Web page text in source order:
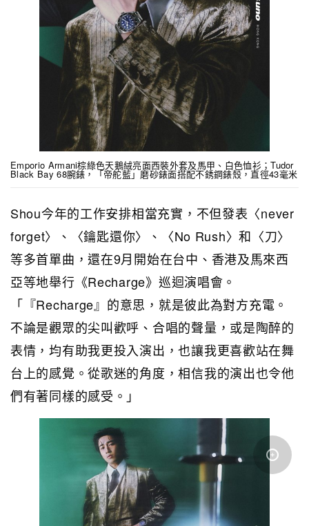
Emporio Armani棕綠色天鵝絨亮面西裝外套及馬甲、白色恤衫；Tudor
Black Bay 68腕錶，「帝舵藍」磨砂錶面搭配不銹鋼錶殼，直徑43毫米
Shou今年的工作安排相當充實，不但發表〈never
forget〉、〈鑰匙還你〉、〈No Rush〉和〈刀〉
等多首單曲，還在9月開始在台中、香港及馬來西
亞等地舉行《Recharge》巡迴演唱會。
「『Recharge』的意思，就是彼此為對方充電。
不論是觀眾的尖叫歡呼、合唱的聲量，或是陶醉的
表情，均有助我更投入演出，也讓我更喜歡站在舞
台上的感覺。從歌迷的角度，相信我的演出也令他
們有著同樣的感受。」